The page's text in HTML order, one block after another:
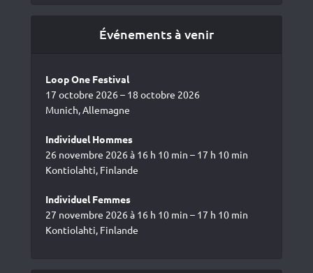
Événements à venir
Loop One Festival
17 octobre 2026 – 18 octobre 2026
Munich, Allemagne
Individuel Hommes
26 novembre 2026 à 16 h 10 min – 17 h 10 min
Kontiolahti, Finlande
Individuel Femmes
27 novembre 2026 à 16 h 10 min – 17 h 10 min
Kontiolahti, Finlande